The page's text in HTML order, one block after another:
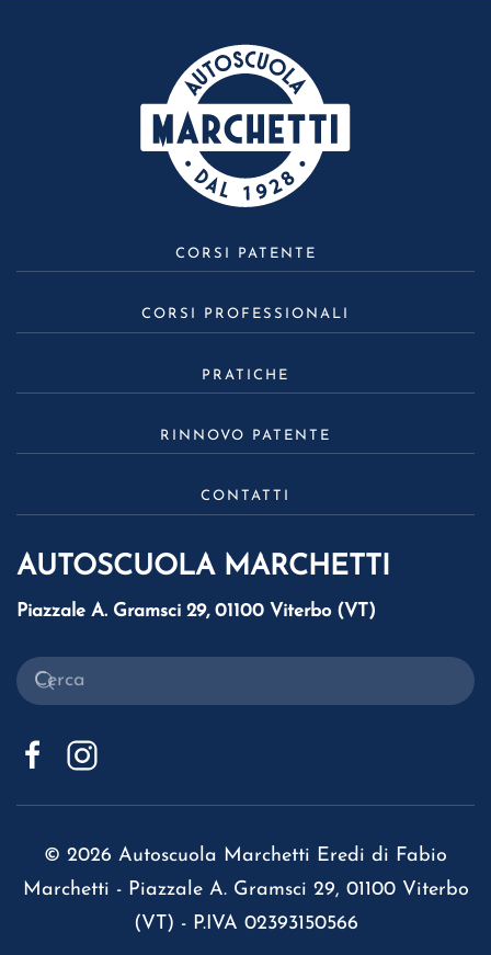
CORSI PATENTE
CORSI PROFESSIONALI
PRATICHE
RINNOVO PATENTE
CONTATTI
AUTOSCUOLA MARCHETTI
Piazzale A. Gramsci 29, 01100 Viterbo (VT)
© 2026 Autoscuola Marchetti Eredi di Fabio
Marchetti - Piazzale A. Gramsci 29, 01100 Viterbo
(VT) - P.IVA 02393150566